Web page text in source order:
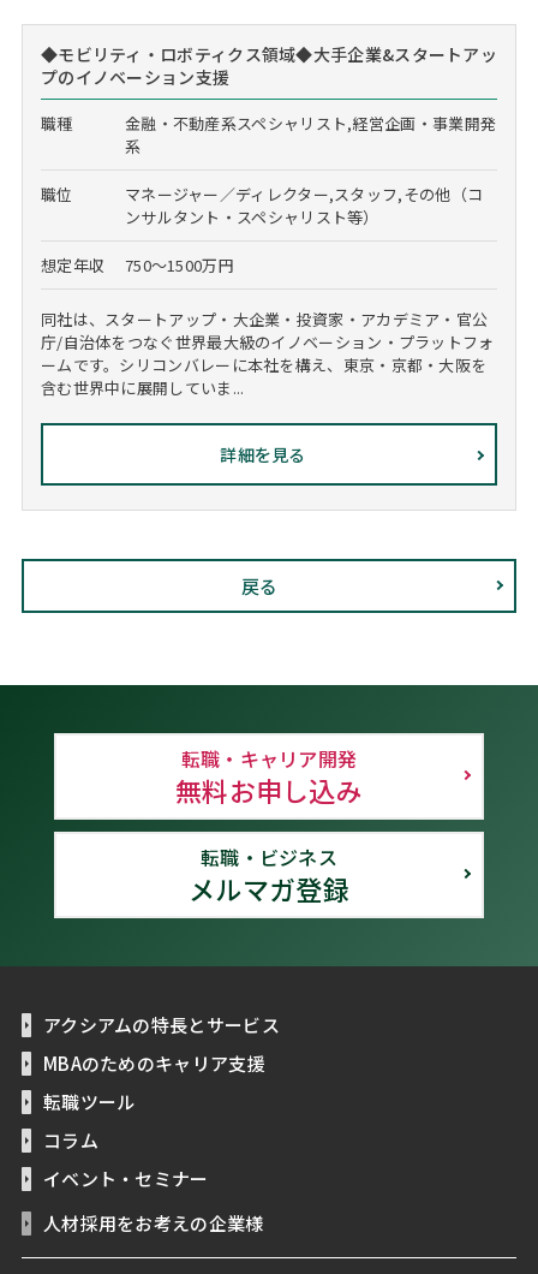
◆モビリティ・ロボティクス領域◆大手企業&スタートアッ
プのイノベーション支援
職種
金融・不動産系スペシャリスト,経営企画・事業開発
系
職位
マネージャー／ディレクター,スタッフ,その他（コ
ンサルタント・スペシャリスト等）
想定年収 750～1500万円
同社は、スタートアップ・大企業・投資家・アカデミア・官公
庁/自治体をつなぐ世界最大級のイノベーション・プラットフォ
ームです。シリコンバレーに本社を構え、東京・京都・大阪を
含む世界中に展開していま...
詳細を見る
戻る
転職・キャリア開発
無料お申し込み
転職・ビジネス
メルマガ登録
アクシアムの特長とサービス
MBAのためのキャリア支援
転職ツール
コラム
イベント・セミナー
人材採用をお考えの企業様